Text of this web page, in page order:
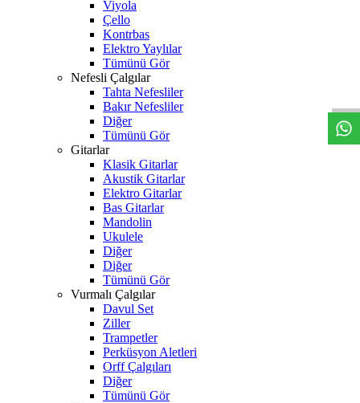
Viyola
Çello
Kontrbas
Elektro Yaylılar
Tümünü Gör
Nefesli Çalgılar
Tahta Nefesliler
Bakır Nefesliler
Diğer
Tümünü Gör
Gitarlar
Klasik Gitarlar
Akustik Gitarlar
Elektro Gitarlar
Bas Gitarlar
Mandolin
Ukulele
Diğer
Diğer
Tümünü Gör
Vurmalı Çalgılar
Davul Set
Ziller
Trampetler
Perküsyon Aletleri
Orff Çalgıları
Diğer
Tümünü Gör